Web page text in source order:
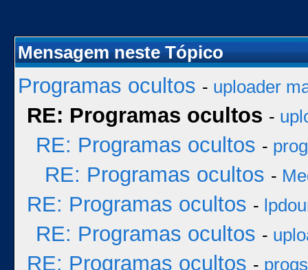
Mensagem neste Tópico
Programas ocultos - uploader
RE: Programas ocultos -
RE: Programas ocultos -
RE: Programas ocultos -
RE: Programas ocultos -
RE: Programas ocultos -
RE: Programas ocultos -